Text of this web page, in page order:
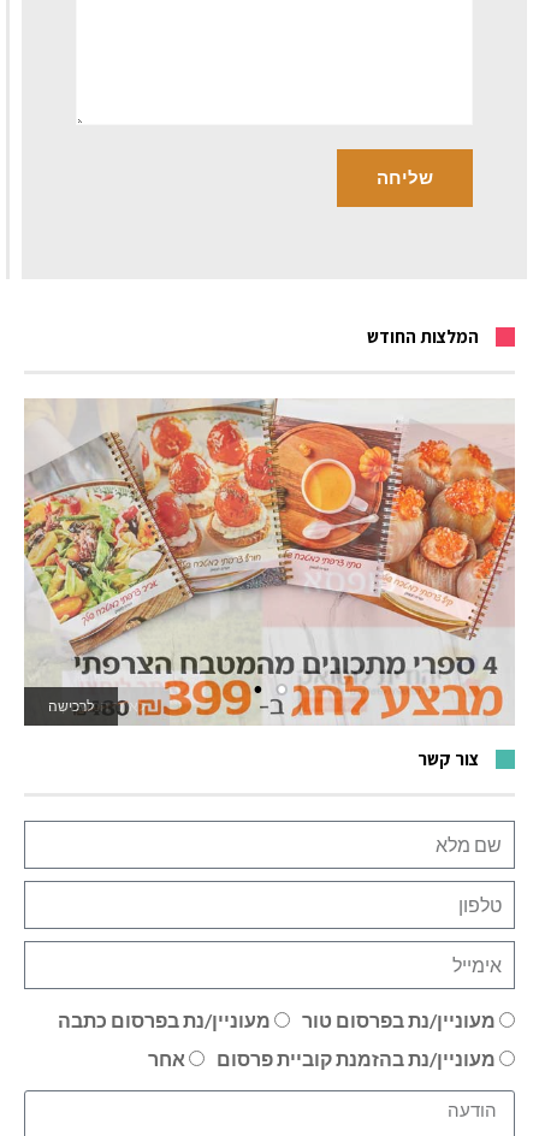
המלצות החודש
לרכישה
לאתר המשחקים
צור קשר
מעוניין/נת בפרסום טור
מעוניין/נת בפרסום כתבה
מעוניין/נת בהזמנת קוביית פרסום
אחר